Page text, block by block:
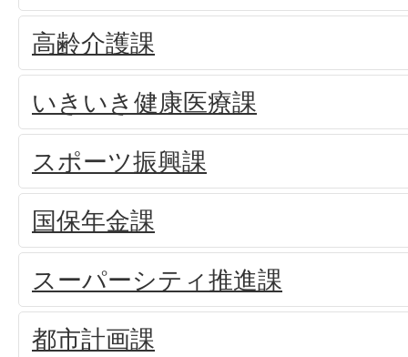
高齢介護課
いきいき健康医療課
スポーツ振興課
国保年金課
スーパーシティ推進課
都市計画課